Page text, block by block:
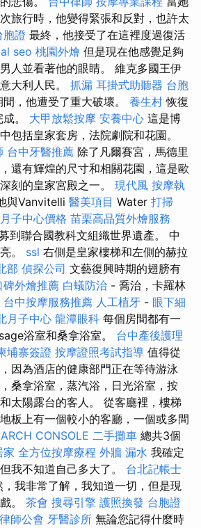
旅行時，他變得緊張和反對，也許太
胞證 最終，他接受了在這裡度過復活
seo 桃園外燴 但是現在他感覺足夠
人並看著他的眼睛。 維克多國王伊
大利人民。 抓漏 耳掛式助聽器 台胞
，他遭受了重大破壞。 養生村 恢復
。 大甲放鬆按摩 安養中心 這是博
包括皇家套房，法院劇院和花園。
台中牙醫推薦 除了凡爾賽宮，馬德里
還有輝煌的尺寸和相關花園，這是歐
刻的皇家宮殿之一。 現代風 按摩執
與Vanvitelli 醫美項目 Water 打掃
月子中心價格 苗栗高品質外燴服務
到聯合國教科文組織世界遺產。 中
。 ssl 右側是皇家樓梯和左側的赫拉
部 偵探公司 文藝復興時期的翅膀有
碑外燴推薦 白蟻防治 - 喬治，卡羅林
台中按摩服務推薦 人工植牙 - 眼下細
月子中心 龍潭眼科 每個房間都有一
浴室和桑拿浴室。 台中產後護理
埔寨簽證 按摩證照考試指導 值得從
因為酒店的健康部門正在等待游泳
桑拿浴室，蒸汽浴，日光浴室，按
太陽露台的客人。 從客廳裡，樓梯
板上有一個較小的客廳，一個或多間
CONSOLE 二手攤車 總共3個
家 全方位按摩療程 外牆 漏水 我確定
我不知道自己多大了。 台北記帳士
，我非常了解，我知道一切，但是現
。 茶會 搜尋引擎 護照換發 台胞證
律師公會 牙醫診所 無論您記得什麼時